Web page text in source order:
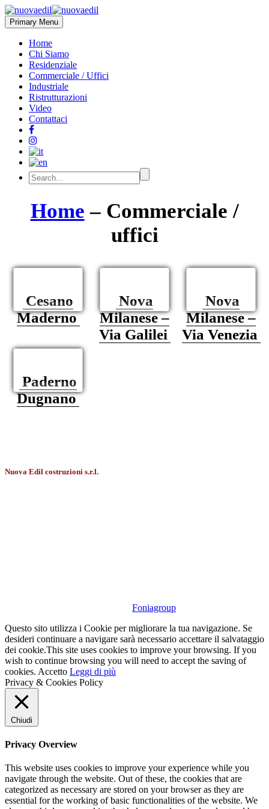
Primary Menu
Home
Chi Siamo
Residenziale
Commerciale / Uffici
Industriale
Ristrutturazioni
Video
Contattaci
Home – Commerciale /
uffici
Cesano
Maderno
Nova
Milanese –
Via Galilei
Nova
Milanese –
Via Venezia
Paderno
Dugnano
Nuova Edil costruzioni s.r.l.
Foniagroup
Questo sito utilizza i Cookie per migliorare la tua navigazione. Se
desideri continuare a navigare sarà necessario accettare il salvataggio
dei cookie.This site uses cookies to improve your browsing. If you
wish to continue browsing you will need to accept the saving of
cookies. Accetto Leggi di più
Privacy & Cookies Policy
Chiudi
Privacy Overview
This website uses cookies to improve your experience while you
navigate through the website. Out of these, the cookies that are
categorized as necessary are stored on your browser as they are
essential for the working of basic functionalities of the website. We